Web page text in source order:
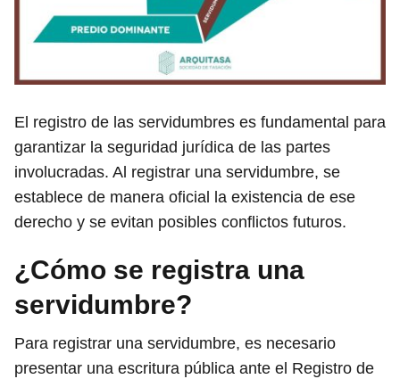
El registro de las servidumbres es fundamental para
garantizar la seguridad jurídica de las partes
involucradas. Al registrar una servidumbre, se
establece de manera oficial la existencia de ese
derecho y se evitan posibles conflictos futuros.
¿Cómo se registra una
servidumbre?
Para registrar una servidumbre, es necesario
presentar una escritura pública ante el Registro de